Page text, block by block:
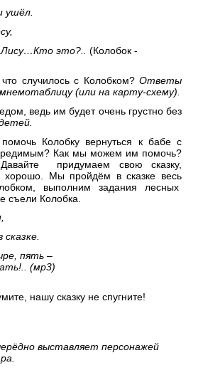
это?.. (Колобок -
случилось с Колобком? Ответы
(или на карту-схему).
ведь им будет очень грустно без
Колобку вернуться к бабе с
Как мы можем им помочь?
Давайте придумаем свою сказку,
хорошо. Мы пройдём в сказке весь
выполним задания лесных
съели Колобка.
пять –
(мр3)
нашу сказку не спугните!
выставляет персонажей